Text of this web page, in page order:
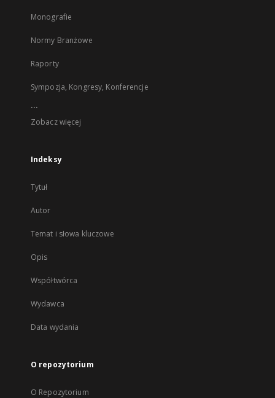
Monografie
Normy Branżowe
Raporty
Sympozja, Kongresy, Konferencje
...
Zobacz więcej
Indeksy
Tytuł
Autor
Temat i słowa kluczowe
Opis
Współtwórca
Wydawca
Data wydania
O repozytorium
O Repozytorium